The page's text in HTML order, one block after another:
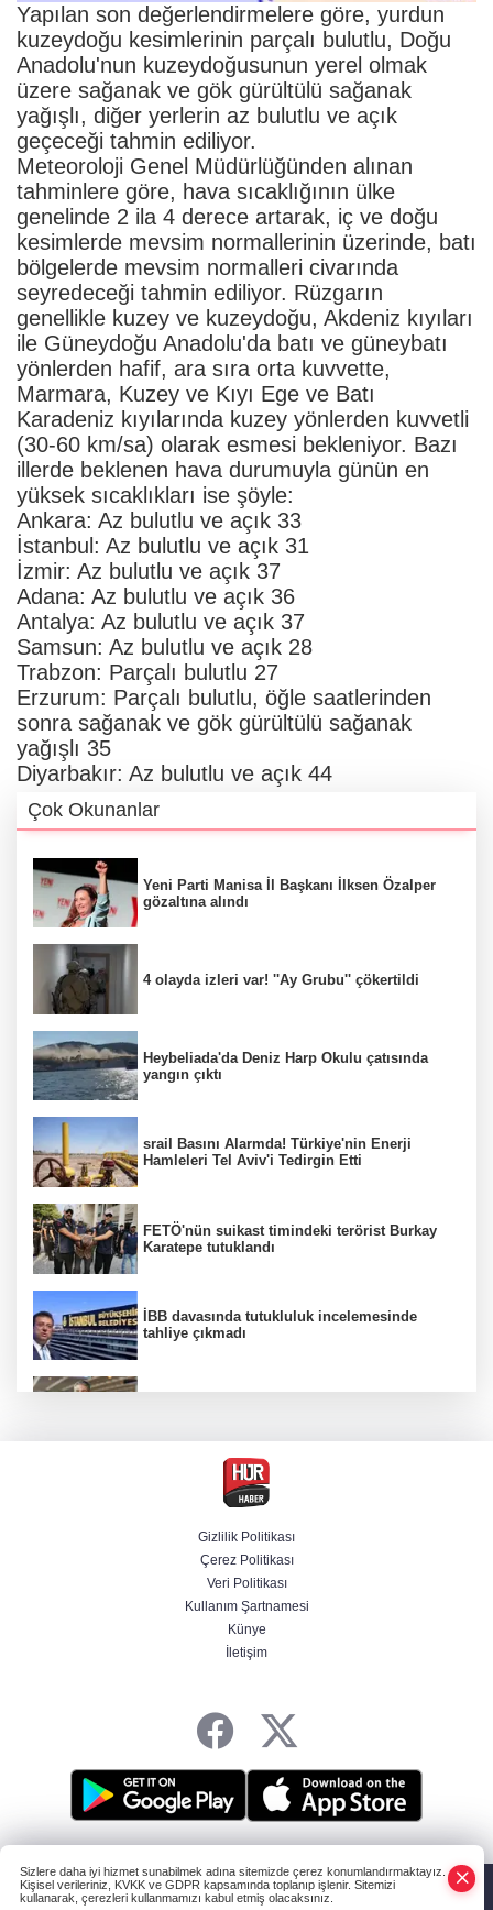
Yapılan son değerlendirmelere göre, yurdun
kuzeydoğu kesimlerinin parçalı bulutlu, Doğu
Anadolu'nun kuzeydoğusunun yerel olmak
üzere sağanak ve gök gürültülü sağanak
yağışlı, diğer yerlerin az bulutlu ve açık
geçeceği tahmin ediliyor.
Meteoroloji Genel Müdürlüğünden alınan
tahminlere göre, hava sıcaklığının ülke
genelinde 2 ila 4 derece artarak, iç ve doğu
kesimlerde mevsim normallerinin üzerinde, batı
bölgelerde mevsim normalleri civarında
seyredeceği tahmin ediliyor. Rüzgarın
genellikle kuzey ve kuzeydoğu, Akdeniz kıyıları
ile Güneydoğu Anadolu'da batı ve güneybatı
yönlerden hafif, ara sıra orta kuvvette,
Marmara, Kuzey ve Kıyı Ege ve Batı
Karadeniz kıyılarında kuzey yönlerden kuvvetli
(30-60 km/sa) olarak esmesi bekleniyor. Bazı
illerde beklenen hava durumuyla günün en
yüksek sıcaklıkları ise şöyle:
Ankara: Az bulutlu ve açık 33
İstanbul: Az bulutlu ve açık 31
İzmir: Az bulutlu ve açık 37
Adana: Az bulutlu ve açık 36
Antalya: Az bulutlu ve açık 37
Samsun: Az bulutlu ve açık 28
Trabzon: Parçalı bulutlu 27
Erzurum: Parçalı bulutlu, öğle saatlerinden
sonra sağanak ve gök gürültülü sağanak
yağışlı 35
Diyarbakır: Az bulutlu ve açık 44
Çok Okunanlar
Yeni Parti Manisa İl Başkanı İlksen Özalper
gözaltına alındı
4 olayda izleri var! ''Ay Grubu'' çökertildi
Heybeliada'da Deniz Harp Okulu çatısında
yangın çıktı
srail Basını Alarmda! Türkiye'nin Enerji
Hamleleri Tel Aviv'i Tedirgin Etti
FETÖ'nün suikast timindeki terörist Burkay
Karatepe tutuklandı
İBB davasında tutukluluk incelemesinde
tahliye çıkmadı
MGK toplanıyor: Ana gündem Terörsüz
MGK toplantısı sona erdi, 8 maddelik bildiri
yayımlandı
Şehit aileleri ve gazilerin haklarına ilişkin
Gizlilik Politikası
Çerez Politikası
Veri Politikası
Kullanım Şartnamesi
Künye
İletişim
Tüm hakları saklıdır.
Sizlere daha iyi hizmet sunabilmek adına sitemizde çerez konumlandırmaktayız.
Kişisel verileriniz, KVKK ve GDPR kapsamında toplanıp işlenir. Sitemizi
kullanarak, çerezleri kullanmamızı kabul etmiş olacaksınız.